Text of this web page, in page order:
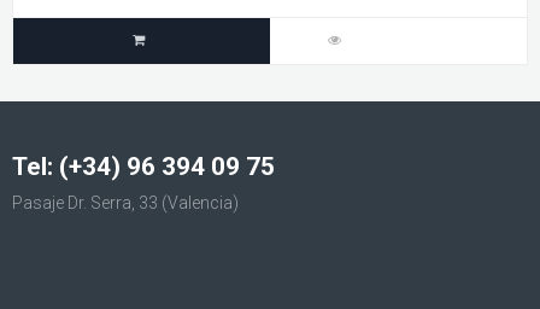
Tel: (+34) 96 394 09 75
Pasaje Dr. Serra, 33 (Valencia)